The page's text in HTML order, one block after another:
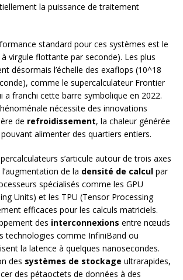
la puissance de traitement
standard pour ces systèmes est le
virgule flottante par seconde). Les plus
désormais l’échelle des exaflops (10^18
comme le supercalculateur Frontier
a franchi cette barre symbolique en 2022.
nécessite des innovations
de refroidissement, la chaleur générée
alimenter des quartiers entiers.
s’articule autour de trois axes
de la densité de calcul par
spécialisés comme les GPU
Units) et les TPU (Tensor Processing
efficaces pour les calculs matriciels.
des interconnexions entre nœuds
technologies comme InfiniBand ou
la latence à quelques nanosecondes.
des systèmes de stockage ultrarapides,
des pétaoctets de données à des